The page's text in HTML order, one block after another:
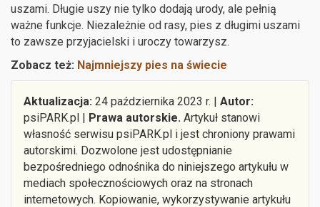
uszami. Długie uszy nie tylko dodają urody, ale pełnią
ważne funkcje. Niezależnie od rasy, pies z długimi uszami
to zawsze przyjacielski i uroczy towarzysz.
Zobacz też: Najmniejszy pies na świecie
Aktualizacja: 24 października 2023 r. | Autor:
psiPARK.pl | Prawa autorskie. Artykuł stanowi
własność serwisu psiPARK.pl i jest chroniony prawami
autorskimi. Dozwolone jest udostępnianie
bezpośredniego odnośnika do niniejszego artykułu w
mediach społecznościowych oraz na stronach
internetowych. Kopiowanie, wykorzystywanie artykułu